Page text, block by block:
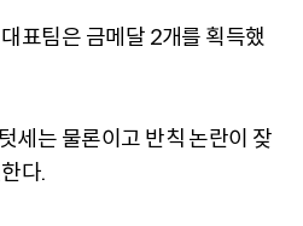
표팀은 금메달 2개를 획득했
세는 물론이고 반칙 논란이 잦
다.